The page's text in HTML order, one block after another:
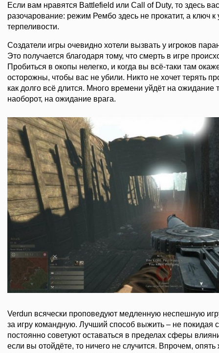
Если вам нравятся Battlefield или Call of Duty, то здесь
разочарование: режим Рембо здесь не прокатит, а ключ к
терпеливости.
Создатели игры очевидно хотели вызвать у игроков
Это получается благодаря тому, что смерть в игре
Пробиться в окопы нелегко, и когда вы всё-таки там
осторожны, чтобы вас не убили. Никто не хочет терять
как долго всё длится. Много времени уйдёт на ожидание
наоборот, на ожидание врага.
Verdun всячески проповедуют медленную неспешную
за игру командную. Лучший способ выжить – не покидая
постоянно советуют оставаться в пределах сферы
если вы отойдёте, то ничего не случится. Впрочем, опять